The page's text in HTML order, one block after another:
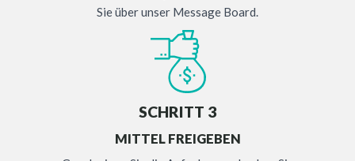
Sie über unser Message Board.
SCHRITT 3
MITTEL FREIGEBEN